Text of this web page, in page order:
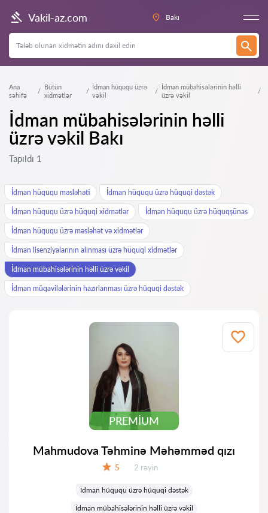
Vakil-az.com Bakı
Ana
səhifə
Bütün
xidmətlər
İdman hüququ üzrə
vəkil
İdman mübahisələrinin həlli
üzrə vəkil
İdman mübahisələrinin həlli
üzrə vəkil Bakı
Tapıldı 1
İdman hüququ məsləhəti İdman hüququ üzrə hüquqi dəstək
İdman hüququ üzrə hüquqi xidmətlər İdman hüququ üzrə hüquqşünas
İdman hüququ üzrə məsləhət və xidmətlər
İdman lisenziyalarının alınması üzrə hüquqi xidmətlər
İdman mübahisələrinin həlli üzrə vəkil
İdman müqavilələrinin hazırlanması üzrə hüquqi dəstək
PREMIUM
Mahmudova Təhminə Məhəmməd qızı
5 Rəylər:
2 rəyin
İdman hüququ üzrə hüquqi dəstək
İdman mübahisələrinin həlli üzrə vəkil